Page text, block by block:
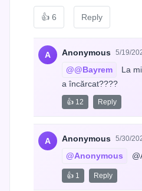
👍 6 Reply
A Anonymous 5/19/
@@Bayrem
La
a încărcat????
👍 12 Reply
A Anonymous 5/30/
@Anonymous
👍 1 Reply